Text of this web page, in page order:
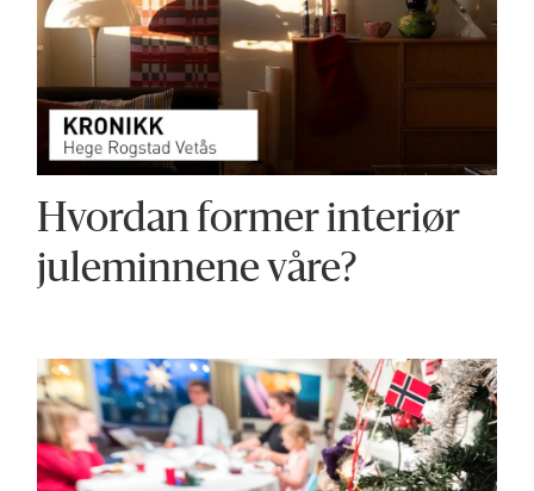
Hvordan former interiør
juleminnene våre?